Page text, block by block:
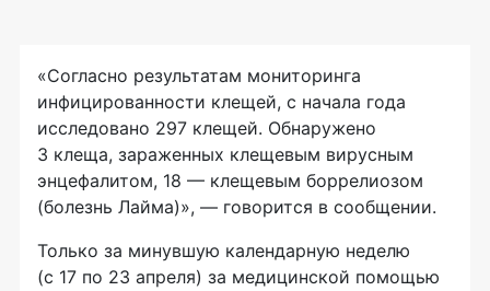
«Согласно результатам мониторинга
инфицированности клещей, с начала года
исследовано 297 клещей. Обнаружено
3 клеща, зараженных клещевым вирусным
энцефалитом, 18 — клещевым боррелиозом
(болезнь Лайма)», — говорится в сообщении.
Только за минувшую календарную неделю
(с 17 по 23 апреля) за медицинской помощью